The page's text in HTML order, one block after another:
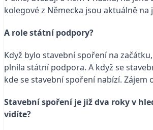
kolegové z Německa jsou aktuálně
A role státní podpory?
Když bylo stavební spoření na
plnila státní podpora. A když se
kde se stavební spoření nabízí.
Stavební spoření je již dva roky v
vidíte?